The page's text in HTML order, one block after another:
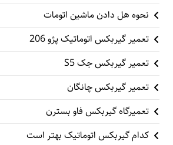
نحوه هل دادن ماشین اتومات
تعمیر گیربکس اتوماتیک پژو 206
تعمیر گیربکس جک S5
تعمیر گیربکس چانگان
تعمیرگاه گیربکس فاو بسترن
کدام گیربکس اتوماتیک بهتر است